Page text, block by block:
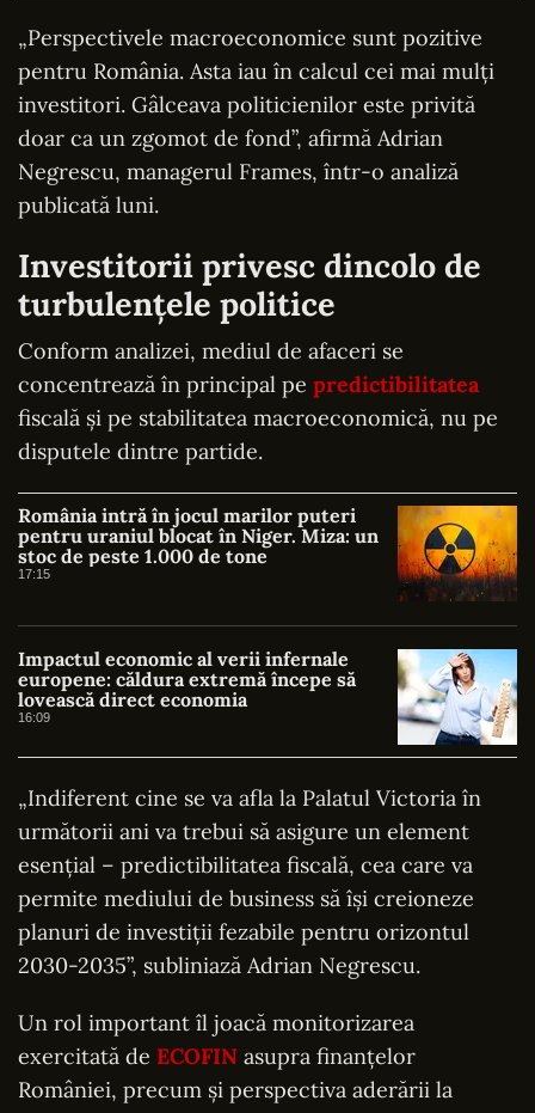
„Perspectivele macroeconomice sunt pozitive
pentru România. Asta iau în calcul cei mai mulți
investitori. Gâlceava politicienilor este privită
doar ca un zgomot de fond”, afirmă Adrian
Negrescu, managerul Frames, într-o analiză
publicată luni.
Investitorii privesc dincolo de
turbulențele politice
Conform analizei, mediul de afaceri se
concentrează în principal pe predictibilitatea
fiscală și pe stabilitatea macroeconomică, nu pe
disputele dintre partide.
România intră în jocul marilor puteri
pentru uraniul blocat în Niger. Miza: un
stoc de peste 1.000 de tone
17:15
Impactul economic al verii infernale
europene: căldura extremă începe să
lovească direct economia
16:09
„Indiferent cine se va afla la Palatul Victoria în
următorii ani va trebui să asigure un element
esențial – predictibilitatea fiscală, cea care va
permite mediului de business să își creioneze
planuri de investiții fezabile pentru orizontul
2030-2035”, subliniază Adrian Negrescu.
Un rol important îl joacă monitorizarea
exercitată de ECOFIN asupra finanțelor
României, precum și perspectiva aderării la